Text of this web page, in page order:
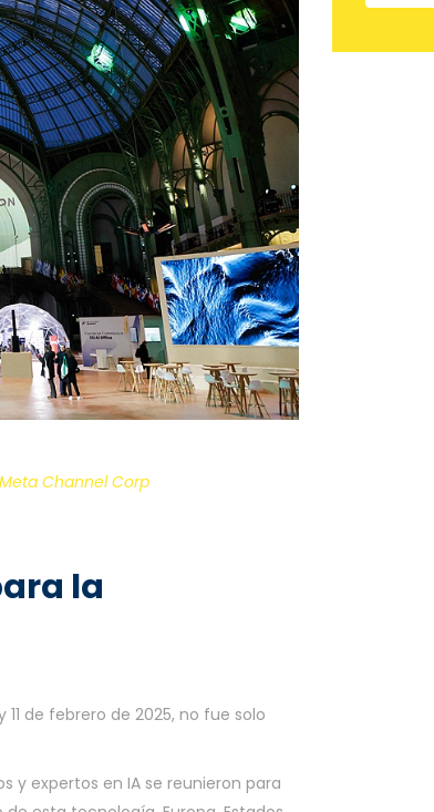
Meta Channel Corp
la
de febrero de 2025, no fue solo
y expertos en IA se reunieron para